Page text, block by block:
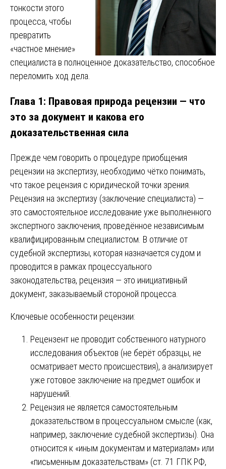
тонкости этого
процесса, чтобы
превратить
«частное мнение»
специалиста в полноценное доказательство, способное
переломить ход дела.
Глава 1: Правовая природа рецензии — что
это за документ и какова его
доказательственная сила
Прежде чем говорить о процедуре приобщения
рецензии на экспертизу, необходимо чётко понимать,
что такое рецензия с юридической точки зрения.
Рецензия на экспертизу (заключение специалиста) —
это самостоятельное исследование уже выполненного
экспертного заключения, проведённое независимым
квалифицированным специалистом. В отличие от
судебной экспертизы, которая назначается судом и
проводится в рамках процессуального
законодательства, рецензия — это инициативный
документ, заказываемый стороной процесса.
Ключевые особенности рецензии:
Рецензент не проводит собственного натурного
исследования объектов (не берёт образцы, не
осматривает место происшествия), а анализирует
уже готовое заключение на предмет ошибок и
нарушений.
Рецензия не является самостоятельным
доказательством в процессуальном смысле (как,
например, заключение судебной экспертизы). Она
относится к «иным документам и материалам» или
«письменным доказательствам» (ст. 71 ГПК РФ,